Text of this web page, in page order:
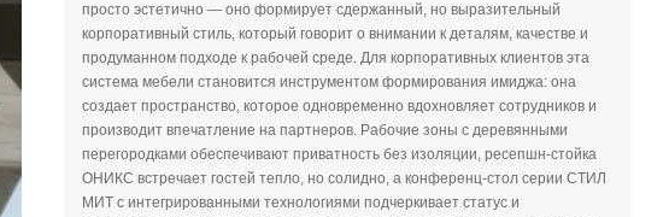
просто эстетично — оно формирует сдержанный, но выразительный
корпоративный стиль, который говорит о внимании к деталям, качестве и
продуманном подходе к рабочей среде. Для корпоративных клиентов эта
система мебели становится инструментом формирования имиджа: она
создает пространство, которое одновременно вдохновляет сотрудников и
производит впечатление на партнеров. Рабочие зоны с деревянными
перегородками обеспечивают приватность без изоляции, ресепшн-стойка
ОНИКС встречает гостей тепло, но солидно, а конференц-стол серии СТИЛ
МИТ с интегрированными технологиями подчеркивает статус и